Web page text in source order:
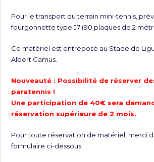
Pour le transport du terrain mini-tennis,
fourgonnette type J7 (90 plaques de 2
Ce matériel est entreposé au Stade de
Albert Camus.
Nouveauté : Possibilité de réserver
paratennis !
Une participation de 40€ sera
réservation supérieure de 2 mois.
Pour toute réservation de matériel, merci
formulaire ci-dessous.